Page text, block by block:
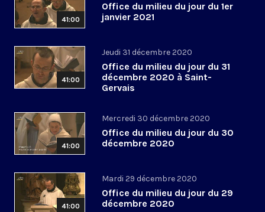
41:00
Office du milieu du jour du 1er
janvier 2021
41:00
Jeudi 31 décembre 2020
Office du milieu du jour du 31
décembre 2020 à Saint-
Gervais
41:00
Mercredi 30 décembre 2020
Office du milieu du jour du 30
décembre 2020
41:00
Mardi 29 décembre 2020
Office du milieu du jour du 29
décembre 2020